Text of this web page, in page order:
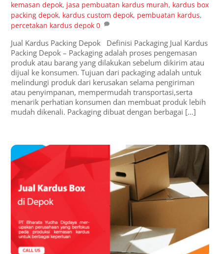
kemasan depok, jasa pembuatan kardus murah, kardus box
packing depok, kardus custom depok, pembuatan kardus,
percetakan kardus depok 0
Jual Kardus Packing Depok Definisi Packaging Jual Kardus
Packing Depok – Packaging adalah proses pengemasan
produk atau barang yang dilakukan sebelum dikirim atau
dijual ke konsumen. Tujuan dari packaging adalah untuk
melindungi produk dari kerusakan selama pengiriman
atau penyimpanan, mempermudah transportasi,serta
menarik perhatian konsumen dan membuat produk lebih
mudah dikenali. Packaging dibuat dengan berbagai […]